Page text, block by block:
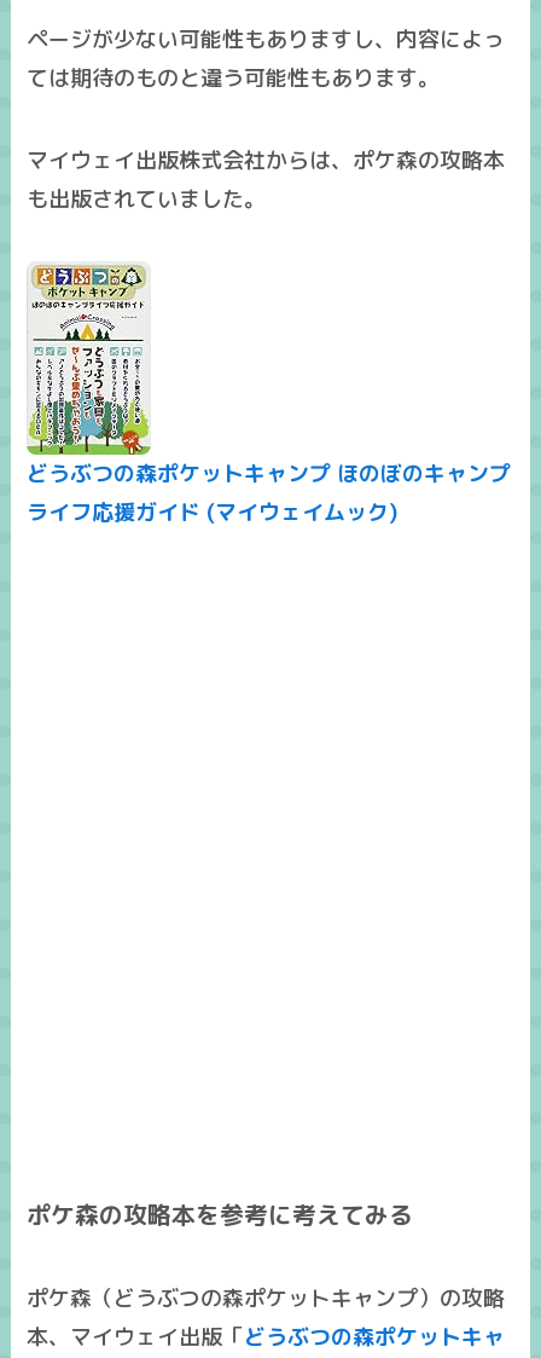
ページが少ない可能性もありますし、内容によっ
ては期待のものと違う可能性もあります。
マイウェイ出版株式会社からは、ポケ森の攻略本
も出版されていました。
どうぶつの森ポケットキャンプ ほのぼのキャンプ
ライフ応援ガイド (マイウェイムック)
ポケ森の攻略本を参考に考えてみる
ポケ森（どうぶつの森ポケットキャンプ）の攻略
本、マイウェイ出版「どうぶつの森ポケットキャ